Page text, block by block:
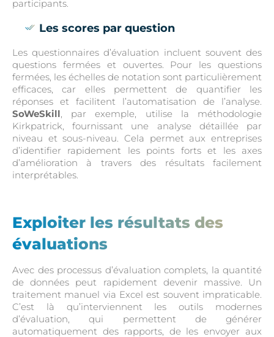
participants.
Les scores par question
Les questionnaires d’évaluation incluent souvent des
questions fermées et ouvertes. Pour les questions
fermées, les échelles de notation sont particulièrement
efficaces, car elles permettent de quantifier les
réponses et facilitent l’automatisation de l’analyse.
SoWeSkill, par exemple, utilise la méthodologie
Kirkpatrick, fournissant une analyse détaillée par
niveau et sous-niveau. Cela permet aux entreprises
d’identifier rapidement les points forts et les axes
d’amélioration à travers des résultats facilement
interprétables.
Exploiter les résultats des
évaluations
Avec des processus d’évaluation complets, la quantité
de données peut rapidement devenir massive. Un
traitement manuel via Excel est souvent impraticable.
C’est là qu’interviennent les outils modernes
d’évaluation, qui permettent de générer
automatiquement des rapports, de les envoyer aux